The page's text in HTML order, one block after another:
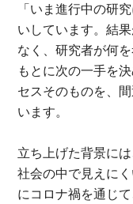
「いま進行中の研
いしています。結
なく、研究者が何
もとに次の一手を
セスそのものを、
います。
立ち上げた背景に
社会の中で見えに
にコロナ禍を通じ